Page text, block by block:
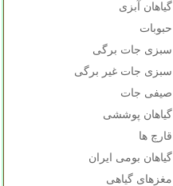
گیاهان آبزی
حبوبات
سبزی جات برگی
سبزی جات غیر برگی
صیفی جات
گیاهان پوششی
قارچ ها
گیاهان بومی ایران
مغزهای گیاهی